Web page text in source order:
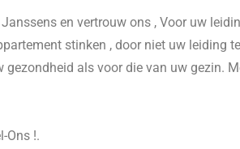
Janssens en vertrouw ons , Voor uw
stinken , door niet uw leiding
als voor die van uw gezin.
Ons !.